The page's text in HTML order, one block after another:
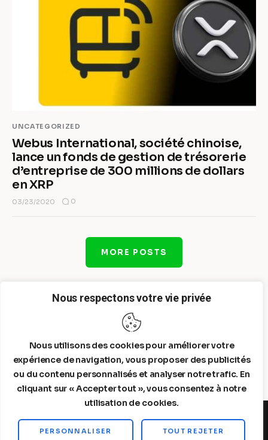
Nous respectons votre vie privée
Nous utilisons des cookies pour améliorer votre
expérience de navigation, vous proposer des publicités
ou du contenu personnalisés et analyser notre trafic. En
cliquant sur « Accepter tout », vous consentez à notre
utilisation de cookies.
PERSONNALISER TOUT REJETER
UNCATEGORIZED
Webus International, société chinoise,
lance un fonds de gestion de trésorerie
d’entreprise de 300 millions de dollars
en XRP
03/23/2020 0
MORE POSTS